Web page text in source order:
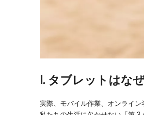
I. タブレットはな
実際、モバイル作業、オンライ